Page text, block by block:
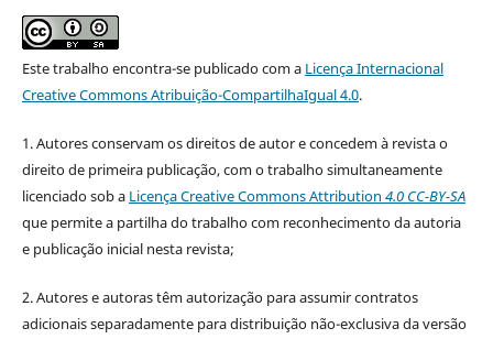
Este trabalho encontra-se publicado com a Licença Internacional
Creative Commons Atribuição-CompartilhaIgual 4.0.
1. Autores conservam os direitos de autor e concedem à revista o
direito de primeira publicação, com o trabalho simultaneamente
licenciado sob a Licença Creative Commons Attribution 4.0 CC-BY-SA
que permite a partilha do trabalho com reconhecimento da autoria
e publicação inicial nesta revista;
2. Autores e autoras têm autorização para assumir contratos
adicionais separadamente para distribuição não-exclusiva da versão